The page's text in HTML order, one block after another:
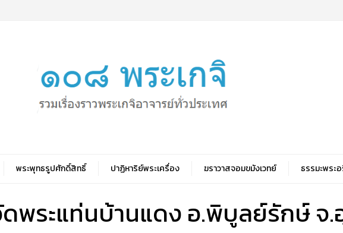
พระพุทธรูปศักดิ์สิทธิ์ ปาฏิหาริย์พระเครื่อง ฆราวาสจอมขมังเวทย์ ธรรมะพระ
ดพระแท่นบ้านแดง อ.พิบูลย์รักษ์ จ.